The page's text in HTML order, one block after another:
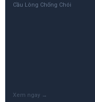
Cầu Lông Chống Chói